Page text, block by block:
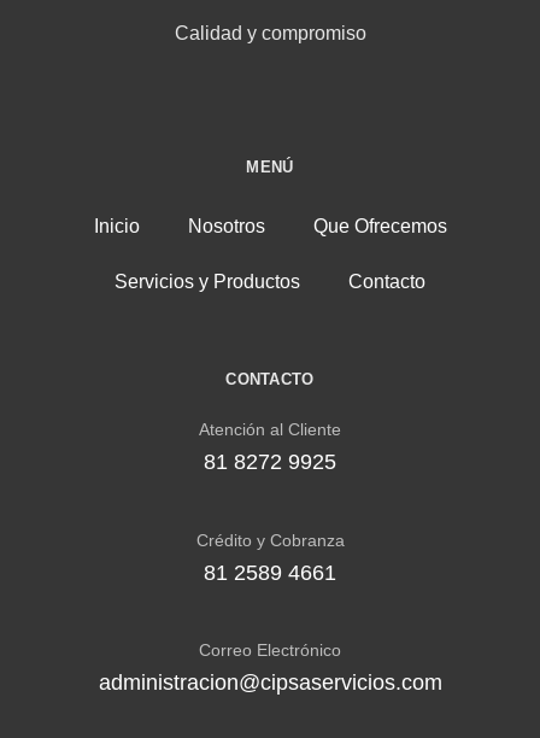
Calidad y compromiso
MENÚ
Inicio Nosotros Que Ofrecemos
Servicios y Productos Contacto
CONTACTO
Atención al Cliente
81 8272 9925
Crédito y Cobranza
81 2589 4661
Correo Electrónico
administracion@cipsaservicios.com